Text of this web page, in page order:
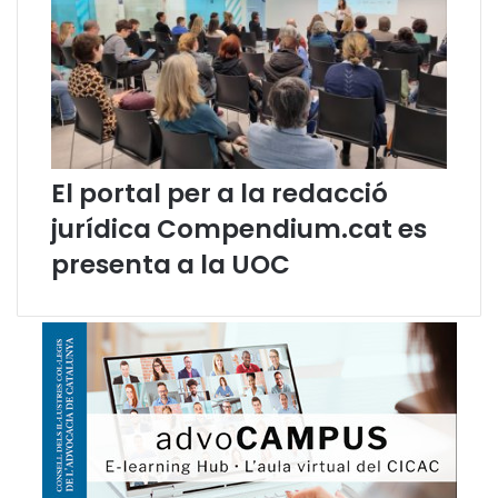
m
e
n
t
d
e
a
e
n
c
a
t
a
l
a
(
L
S
C
)
El portal per a la redacció
jurídica Compendium.cat es
presenta a la UOC